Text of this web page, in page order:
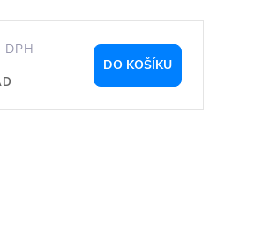
DO KOŠÍKU